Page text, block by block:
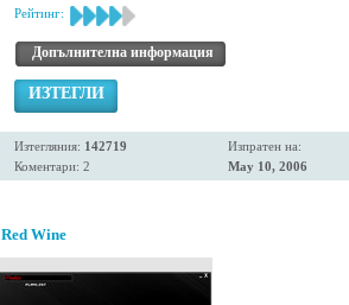
Рейтинг:
Допълнителна информация
ИЗТЕГЛИ
Изтегляния: 142719
Коментари: 2
Изпратен на:
May 10, 2006
Red Wine